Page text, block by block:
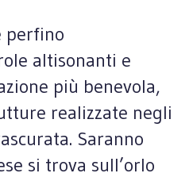
perfino
altisonanti e
più benevola,
realizzate negli
Saranno
si trova sull’orlo